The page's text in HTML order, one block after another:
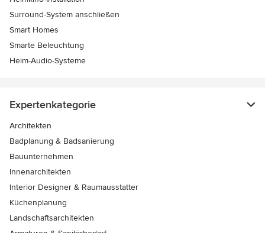
Surround-System anschließen
Smart Homes
Smarte Beleuchtung
Heim-Audio-Systeme
Expertenkategorie
Architekten
Badplanung & Badsanierung
Bauunternehmen
Innenarchitekten
Interior Designer & Raumausstatter
Küchenplanung
Landschaftsarchitekten